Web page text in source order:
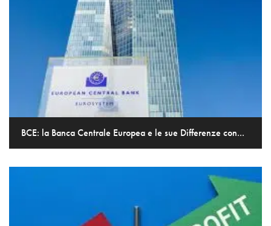
BCE: la Banca Centrale Europea e le sue Differenze con...